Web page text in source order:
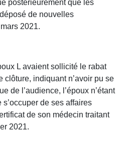
postérieurement que les
de nouvelles
2021.
L avaient sollicité le rabat
clôture, indiquant n’avoir pu se
de l’audience, l’époux n’étant
de ses affaires
de son médecin traitant
2021.